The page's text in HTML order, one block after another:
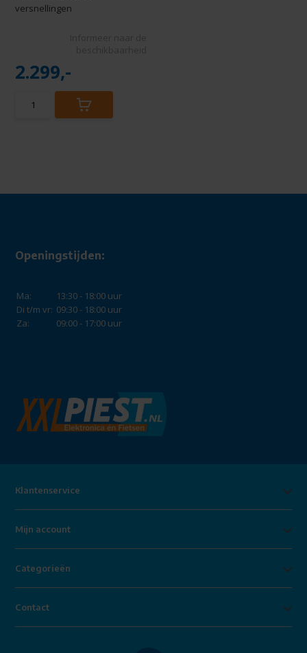
versnellingen
2.299,-
Openingstijden:
Ma:
13:30 - 18:00 uur
Di t/m vr: 09:30 - 18:00 uur
Za:
09:00 - 17:00 uur
Klantenservice
Mijn account
Categorieën
Contact